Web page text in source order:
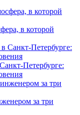
в которой
Петербурге:
за три